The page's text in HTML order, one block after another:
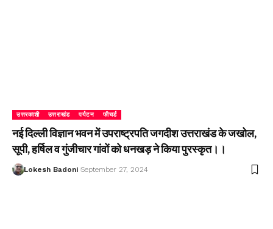
उत्तरकाशी उत्तराखंड पर्यटन फीचर्ड
नई दिल्ली विज्ञान भवन में उपराष्ट्रपति जगदीश उत्तराखंड के जखोल,
सूपी, हर्षिल व गुंजीचार गांवों को धनखड़ ने किया पुरस्कृत।।
Lokesh Badoni September 27, 2024